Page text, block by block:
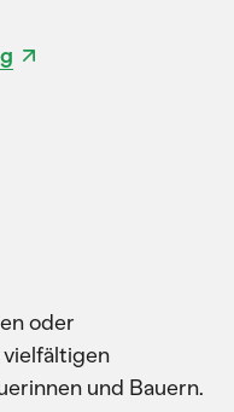
oder
und Bauern.